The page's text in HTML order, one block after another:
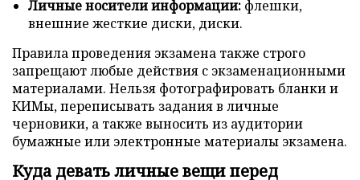
Личные носители информации: флешки,
внешние жесткие диски, диски.
Правила проведения экзамена также строго
запрещают любые действия с экзаменационными
материалами. Нельзя фотографировать бланки и
КИМы, переписывать задания в личные
черновики, а также выносить из аудитории
бумажные или электронные материалы экзамена.
Куда девать личные вещи перед